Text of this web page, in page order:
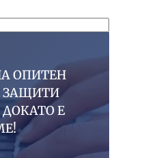
ОПИТЕН
ЗАЩИТИ
Е